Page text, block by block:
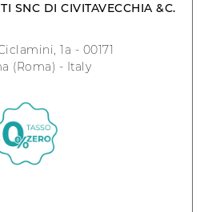
SNC DI CIVITAVECCHIA &C.
1a - 00171
(Roma) - Italy